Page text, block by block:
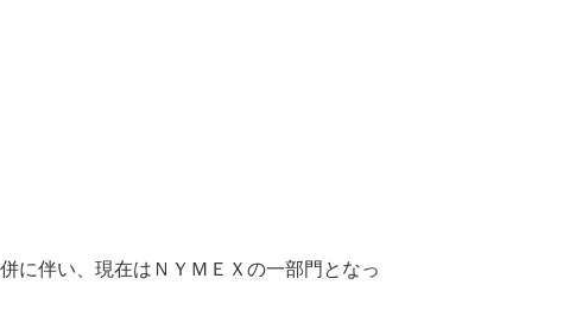
に伴い、現在はＮＹＭＥＸの一部門となっ